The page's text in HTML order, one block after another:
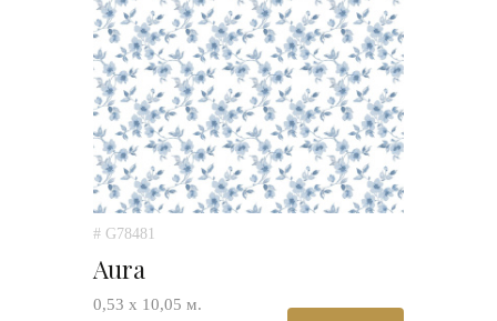
# G78481
Aura
0,53 х 10,05 м.